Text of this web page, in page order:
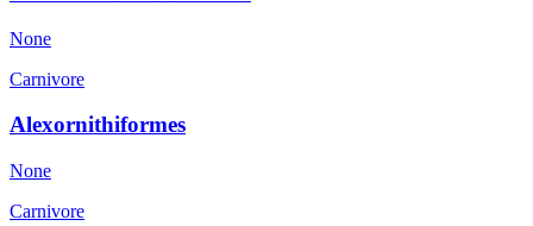
None
Carnivore
Alexornithiformes
None
Carnivore